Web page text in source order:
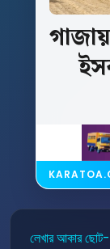
গাজায়
লেখার আকার